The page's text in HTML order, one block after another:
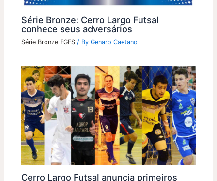
Série Bronze: Cerro Largo Futsal
conhece seus adversários
Série Bronze FGFS / ByGenaro Caetano
Cerro Largo Futsal anuncia primeiros